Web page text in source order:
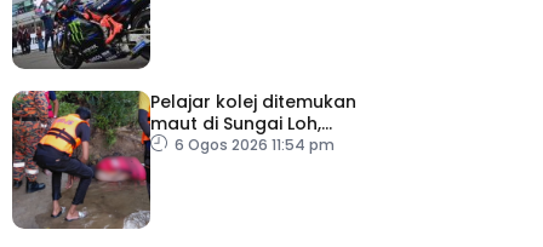
Pelajar kolej ditemukan
maut di Sungai Loh,
Dungun
6 Ogos 2026 11:54 pm